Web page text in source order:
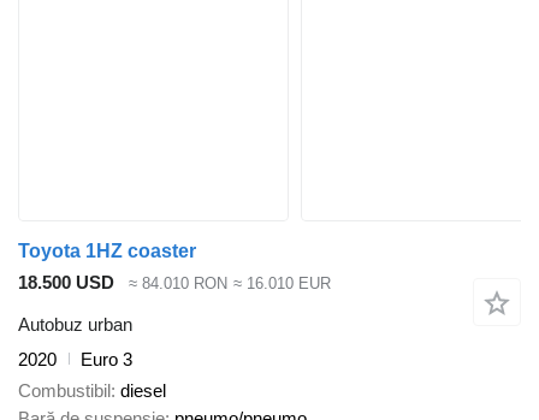
Toyota 1HZ coaster
18.500 USD
≈ 84.010 RON ≈ 16.010 EUR
Autobuz urban
2020
Euro 3
Combustibil diesel